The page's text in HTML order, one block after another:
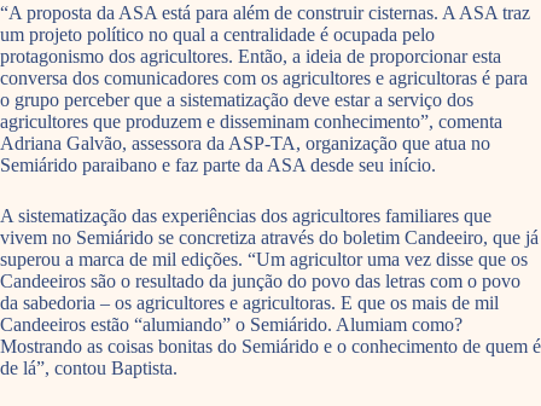
“A proposta da ASA está para além de construir cisternas. A ASA traz
um projeto político no qual a centralidade é ocupada pelo
protagonismo dos agricultores. Então, a ideia de proporcionar esta
conversa dos comunicadores com os agricultores e agricultoras é para
o grupo perceber que a sistematização deve estar a serviço dos
agricultores que produzem e disseminam conhecimento”, comenta
Adriana Galvão, assessora da ASP-TA, organização que atua no
Semiárido paraibano e faz parte da ASA desde seu início.
A sistematização das experiências dos agricultores familiares que
vivem no Semiárido se concretiza através do boletim Candeeiro, que já
superou a marca de mil edições. “Um agricultor uma vez disse que os
Candeeiros são o resultado da junção do povo das letras com o povo
da sabedoria – os agricultores e agricultoras. E que os mais de mil
Candeeiros estão “alumiando” o Semiárido. Alumiam como?
Mostrando as coisas bonitas do Semiárido e o conhecimento de quem é
de lá”, contou Baptista.